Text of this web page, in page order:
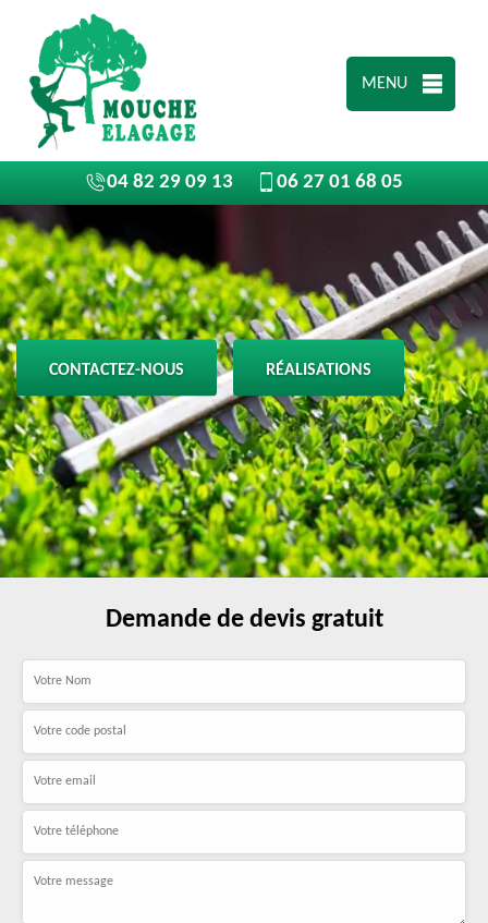
MENU
04 82 29 09 13 06 27 01 68 05
CONTACTEZ-NOUS RÉALISATIONS
Demande de devis gratuit